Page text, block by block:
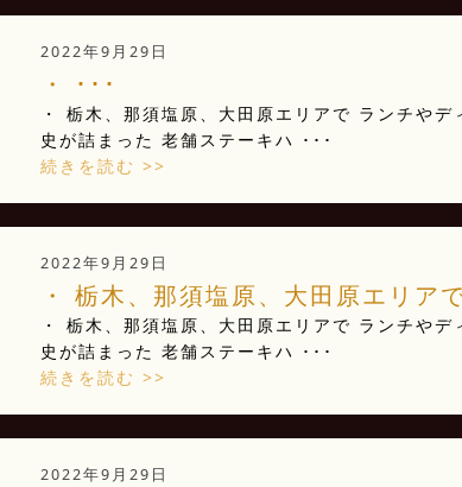
2022年9月29日
・ ･･･
・ 栃木、那須塩原、大田原エリアで ランチや
史が詰まった 老舗ステーキハ ･･･
続きを読む >>
2022年9月29日
・ 栃木、那須塩原、大田原エリア
・ 栃木、那須塩原、大田原エリアで ランチや
史が詰まった 老舗ステーキハ ･･･
続きを読む >>
2022年9月29日